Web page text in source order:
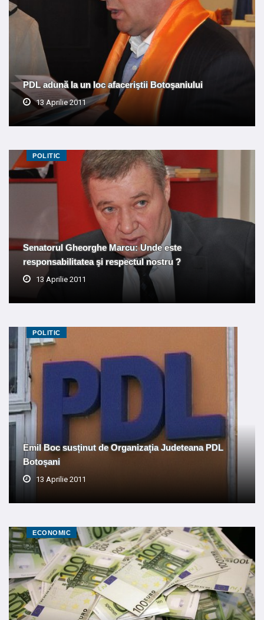
PDL adună la un loc afaceriştii Botoşaniului
13 Aprilie 2011
POLITIC
Senatorul Gheorghe Marcu: Unde este
responsabilitatea şi respectul nostru ?
13 Aprilie 2011
POLITIC
Emil Boc susținut de Organizația Judeteana PDL
Botoșani
13 Aprilie 2011
ECONOMIC